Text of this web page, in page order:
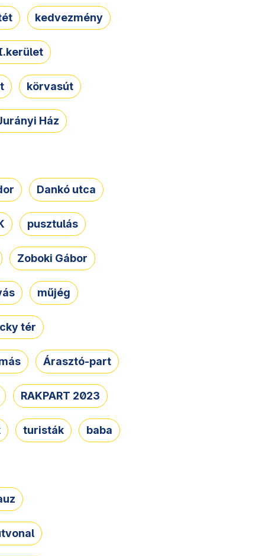
kedvezmény
körvasút
Ház
Dankó utca
pusztulás
Zoboki Gábor
műjég
tér
Árasztó-part
RAKPART 2023
turisták baba